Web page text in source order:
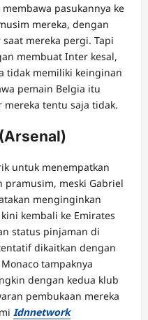
pasukannya ke
mereka, dengan
mereka pergi. Tapi
membuat Inter kesal,
tidak memiliki keinginan
pemain Belgia itu
mereka tentu saja tidak.
untuk menempatkan
pramusim, meski Gabriel
menginginkan
kembali ke Emirates
status pinjaman di
dikaitkan dengan
tampaknya
dengan kedua klub
pembukaan mereka
Idnnetwork